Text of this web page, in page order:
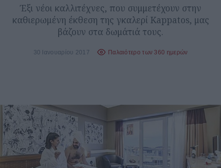
Έξι νέοι καλλιτέχνες, που συμμετέχουν στην
καθιερωμένη έκθεση της γκαλερί Kappatos, μας
βάζουν στα δωμάτιά τους.
30 Ιανουαρίου 2017 Παλαιότερο των 360 ημερών